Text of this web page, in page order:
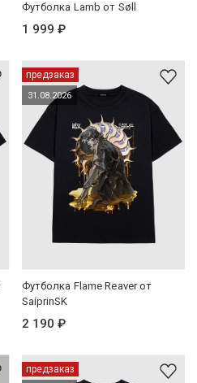
Футболка Lamb от Søll
1 999 ₽
предзаказ
31.08.2026
Футболка Flame Reaver от
SaiprinSK
2 190 ₽
предзаказ